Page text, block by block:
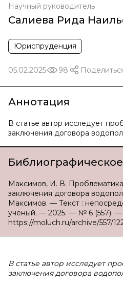
Научный руководитель
Салиева Рида
Юриспруденция
05.02.2025 98
Аннотация
В статье автор исследует
заключения договора
Максимов, И. В.
заключения договора
Максимов. — Текст :
ученый. — 2025. — № 6 (557). —
https://moluch.ru/archive/557/
В статье автор исследует
заключения договора